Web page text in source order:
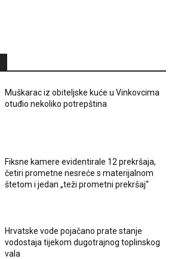
Muškarac iz obiteljske kuće u Vinkovcima
otuđio nekoliko potrepština
Fiksne kamere evidentirale 12 prekršaja,
četiri prometne nesreće s materijalnom
štetom i jedan „teži prometni prekršaj“
Hrvatske vode pojačano prate stanje
vodostaja tijekom dugotrajnog toplinskog
vala